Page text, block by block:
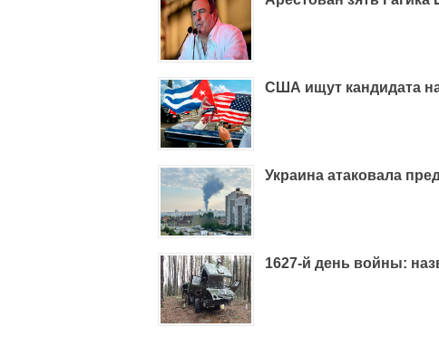
США ищут кандидата
Украина атаковала
1627-й день войны: